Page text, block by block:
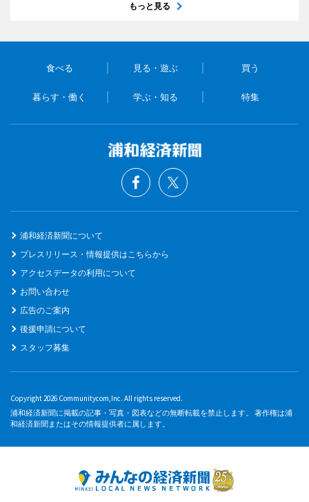
もっと見る
食べる 見る・遊ぶ 買う
暮らす・働く 学ぶ・知る 特集
浦和経済新聞について
プレスリリース・情報提供はこちらから
アクセスデータの利用について
お問い合わせ
広告のご案内
後援申請について
スタッフ募集
Copyright 2026 Communitycom,Inc. All rights reserved.
浦和経済新聞に掲載の記事・写真・図表などの無断転載を禁止します。 著作権は浦
和経済新聞またはその情報提供者に属します。